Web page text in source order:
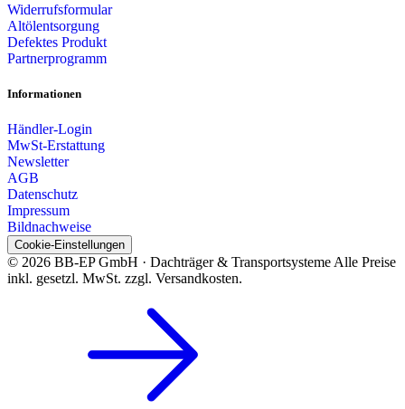
Widerrufsformular
Altölentsorgung
Defektes Produkt
Partnerprogramm
Informationen
Händler-Login
MwSt-Erstattung
Newsletter
AGB
Datenschutz
Impressum
Bildnachweise
Cookie-Einstellungen
© 2026 BB-EP GmbH · Dachträger & Transportsysteme Alle Preise
inkl. gesetzl. MwSt. zzgl. Versandkosten.